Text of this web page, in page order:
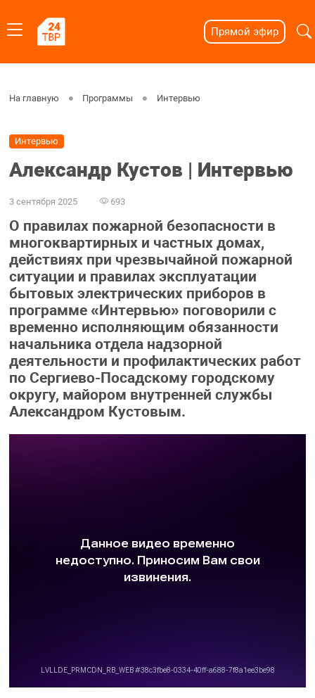
Прямой эфир
На главную Программы Интервью
Интервью
Александр Кустов | Интервью
3 сентября 2025 693
О правилах пожарной безопасности в
многоквартирных и частных домах,
действиях при чрезвычайной пожарной
ситуации и правилах эксплуатации
бытовых электрических приборов в
программе «Интервью» поговорили с
временно исполняющим обязанности
начальника отдела надзорной
деятельности и профилактических работ
по Сергиево-Посадскому городскому
округу, майором внутренней службы
Александром Кустовым.